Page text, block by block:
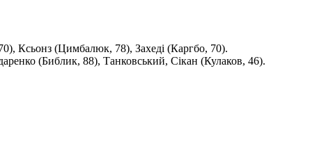
Ксьонз (Цимбалюк, 78), Захеді (Каргбо, 70).
(Библик, 88), Танковський, Сікан (Кулаков, 46).